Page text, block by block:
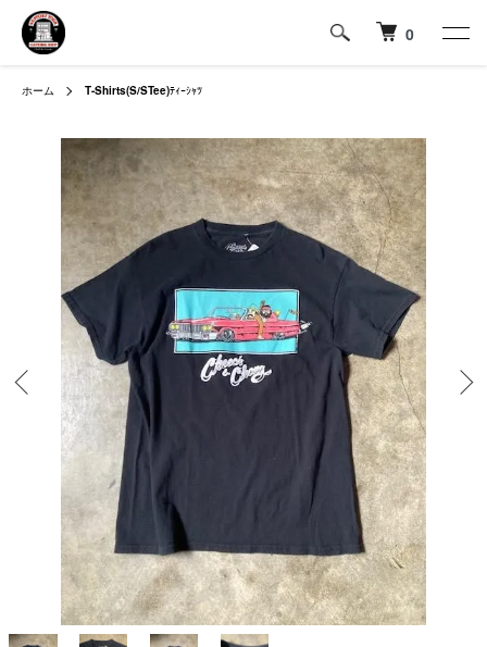
0
ホーム T-Shirts(S/STee)ﾃｨｰｼｬﾂ